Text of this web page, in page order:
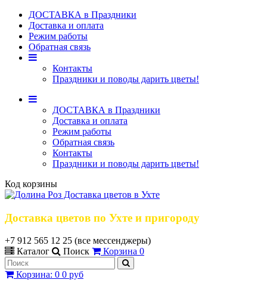
ДОСТАВКА в Праздники
Доставка и оплата
Режим работы
Обратная связь
Контакты
Праздники и поводы дарить цветы!
ДОСТАВКА в Праздники
Доставка и оплата
Режим работы
Обратная связь
Контакты
Праздники и поводы дарить цветы!
Код корзины
Доставка цветов по Ухте и пригороду
+7 912 565 12 25 (все мессенджеры)
Каталог
Поиск Корзина 0
Корзина: 0 0 руб